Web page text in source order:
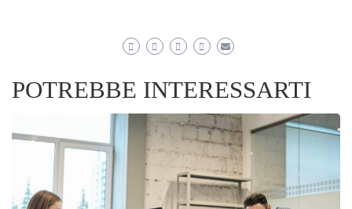
POTREBBE INTERESSARTI